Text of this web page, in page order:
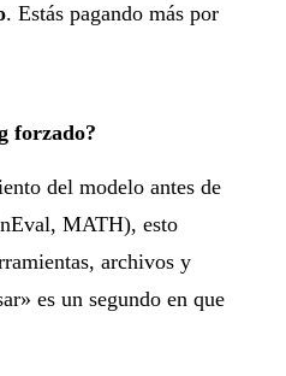
. Estás pagando más por
forzado?
del modelo antes de
MATH), esto
archivos y
es un segundo en que